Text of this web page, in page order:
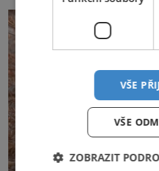
VŠE
VŠE
ZOBRAZIT